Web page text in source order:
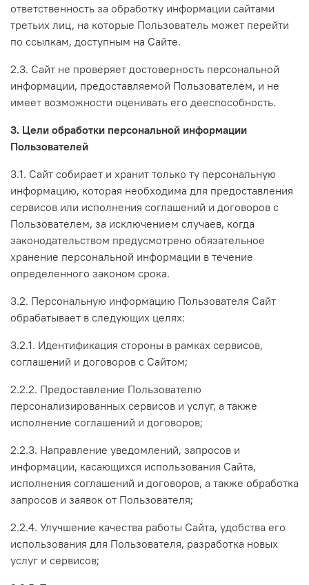
ответственность за обработку информации сайтами
третьих лиц, на которые Пользователь может перейти
по ссылкам, доступным на Сайте.
2.3. Сайт не проверяет достоверность персональной
информации, предоставляемой Пользователем, и не
имеет возможности оценивать его дееспособность.
3. Цели обработки персональной информации
Пользователей
3.1. Сайт собирает и хранит только ту персональную
информацию, которая необходима для предоставления
сервисов или исполнения соглашений и договоров с
Пользователем, за исключением случаев, когда
законодательством предусмотрено обязательное
хранение персональной информации в течение
определенного законом срока.
3.2. Персональную информацию Пользователя Сайт
обрабатывает в следующих целях:
3.2.1. Идентификация стороны в рамках сервисов,
соглашений и договоров с Сайтом;
2.2.2. Предоставление Пользователю
персонализированных сервисов и услуг, а также
исполнение соглашений и договоров;
2.2.3. Направление уведомлений, запросов и
информации, касающихся использования Сайта,
исполнения соглашений и договоров, а также обработка
запросов и заявок от Пользователя;
2.2.4. Улучшение качества работы Сайта, удобства его
использования для Пользователя, разработка новых
услуг и сервисов;